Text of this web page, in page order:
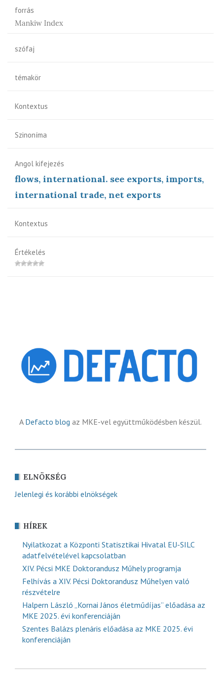
forrás
Mankiw Index
szófaj
témakör
Kontextus
Szinoníma
Angol kifejezés
flows, international. see exports, imports,
international trade, net exports
Kontextus
Értékelés
A Defacto blog az MKE-vel együttműködésben készül.
ELNÖKSÉG
Jelenlegi és korábbi elnökségek
HÍREK
Nyilatkozat a Központi Statisztikai Hivatal EU-SILC
adatfelvételével kapcsolatban
XIV. Pécsi MKE Doktorandusz Műhely programja
Felhívás a XIV. Pécsi Doktorandusz Műhelyen való
részvételre
Halpern László „Kornai János életműdíjas” előadása az
MKE 2025. évi konferenciáján
Szentes Balázs plenáris előadása az MKE 2025. évi
konferenciáján